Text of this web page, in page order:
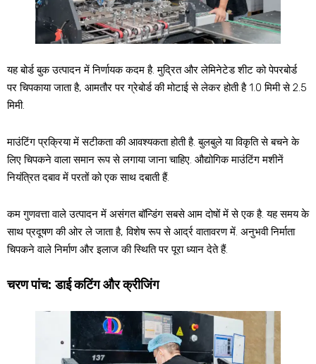
यह बोर्ड बुक उत्पादन में निर्णायक कदम है. मुद्रित और लेमिनेटेड शीट को पेपरबोर्ड
पर चिपकाया जाता है, आमतौर पर ग्रेबोर्ड की मोटाई से लेकर होती है 1.0 मिमी से 2.5
मिमी.
माउंटिंग प्रक्रिया में सटीकता की आवश्यकता होती है. बुलबुले या विकृति से बचने के
लिए चिपकने वाला समान रूप से लगाया जाना चाहिए. औद्योगिक माउंटिंग मशीनें
नियंत्रित दबाव में परतों को एक साथ दबाती हैं.
कम गुणवत्ता वाले उत्पादन में असंगत बॉन्डिंग सबसे आम दोषों में से एक है. यह समय के
साथ प्रदूषण की ओर ले जाता है, विशेष रूप से आर्द्र वातावरण में. अनुभवी निर्माता
चिपकने वाले निर्माण और इलाज की स्थिति पर पूरा ध्यान देते हैं.
चरण पांच: डाई कटिंग और क्रीजिंग